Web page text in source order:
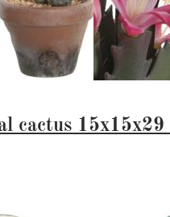
cactus 15x15x29